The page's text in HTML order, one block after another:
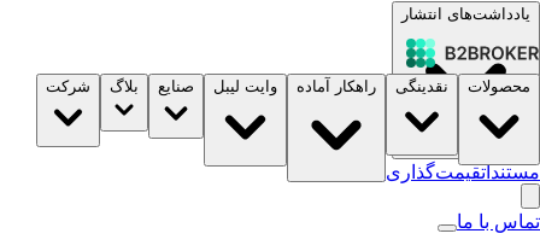
یادداشت‌های انتشار
مستنداتقیمت‌گذاری
محصولات نقدینگی راهکار آماده وایت لیبل صنایع بلاگ شرکت
تماس با ما